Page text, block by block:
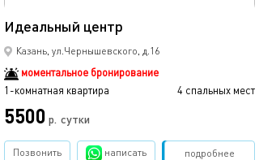
Идеальный центр
Казань, ул.Чернышевского, д.16
моментальное бронирование
1-комнатная квартира
4 спальных мест
5500 р. сутки
подробнее
Позвонить написать Забронировать